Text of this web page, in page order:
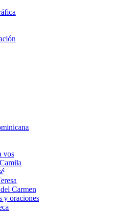
vos
Carmen
y oraciones